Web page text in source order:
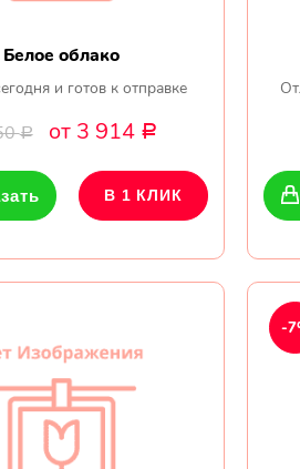
Белое облако
и готов к отправке
Р от 3 914 Р
В 1 КЛИК
-